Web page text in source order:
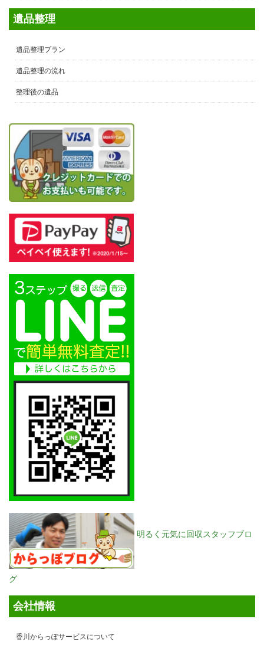
遺品整理
遺品整理プラン
遺品整理の流れ
整理後の遺品
明るく元気に回収スタッフブロ
グ
会社情報
香川からっぽサービスについて